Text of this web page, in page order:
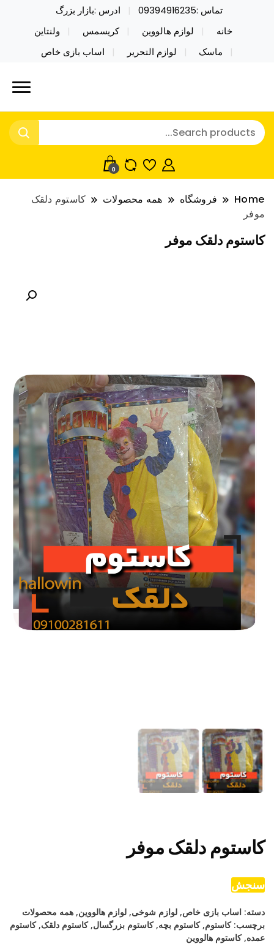
تماس :09394916235
ادرس :بازار بزرگ
خانه
لوازم هالووین کریسمس
ولنتاین
ماسک
لوازم التحریر اساب بازی خاص
نایکر توی فروش عمده لوازم هالووین
ولن تاین کادویی کریسمس اکسسوری
خرید محصولات خاص فیجت اسباب بازی تراول ماگ نایکر
توی فروش عمده لوازم هالووین ولن تاین کادویی
کریسمس اکسسوری ماسک در واردات مستقیم
0
Home فروشگاه همه محصولات
کاستوم دلقک
موفر
کاستوم دلقک موفر
کاستوم دلقک موفر
سنجش
دسته: اساب بازی خاص, لوازم شوخی, لوازم هالووین, همه محصولات
برچسب:کاستوم,کاستوم بچه,کاستوم بزرگسال,کاستوم دلقک,کاستوم
عمده,کاستوم هالووین